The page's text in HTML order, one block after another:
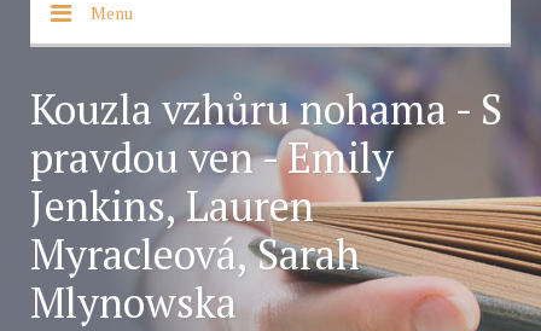
Menu
Kouzla vzhůru nohama - S
pravdou ven - Emily
Jenkins, Lauren
Myracleová, Sarah
Mlynowska